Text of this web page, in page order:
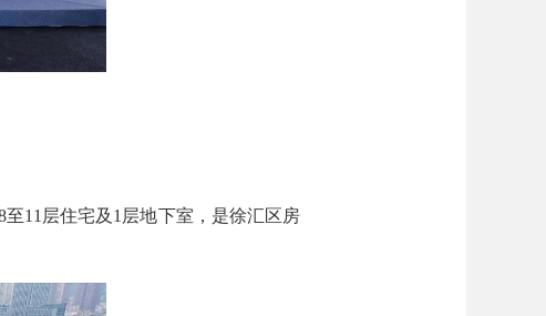
11层住宅及1层地下室，是徐汇区房